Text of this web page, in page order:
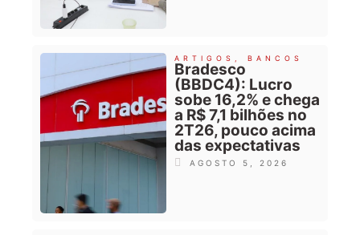
ARTIGOS BANCOS
Bradesco
(BBDC4): Lucro
sobe 16,2% e chega
a R$ 7,1 bilhões no
2T26, pouco acima
das expectativas
AGOSTO 5, 2026